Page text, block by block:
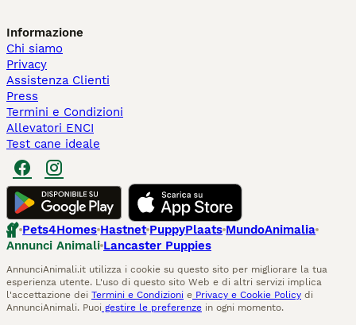
Informazione
Chi siamo
Privacy
Assistenza Clienti
Press
Termini e Condizioni
Allevatori ENCI
Test cane ideale
Pets4Homes Hastnet PuppyPlaats MundoAnimalia
Annunci Animali Lancaster Puppies
AnnunciAnimali.it utilizza i cookie su questo sito per migliorare la tua
esperienza utente. L'uso di questo sito Web e di altri servizi implica
l'accettazione dei Termini e Condizioni e Privacy e Cookie Policy di
AnnunciAnimali. Puoi gestire le preferenze in ogni momento.